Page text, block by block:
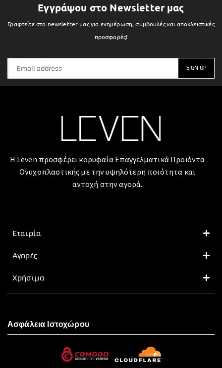
Εγγράψου στο Newsletter μας
Γραφτείτε στο newsletter μας για ενημέρωση, συμβουλές και αποκλειστικές
προσφορές!
Η Leven προσφέρει κορυφαία Επαγγελματικά Προϊόντα
Ονυχοπλαστικής με την υψηλότερη ποιότητα και
αντοχή στην αγορά.
Εταιρία
Αγορές
Χρήσιμα
Ασφάλεια Ιστοχώρου